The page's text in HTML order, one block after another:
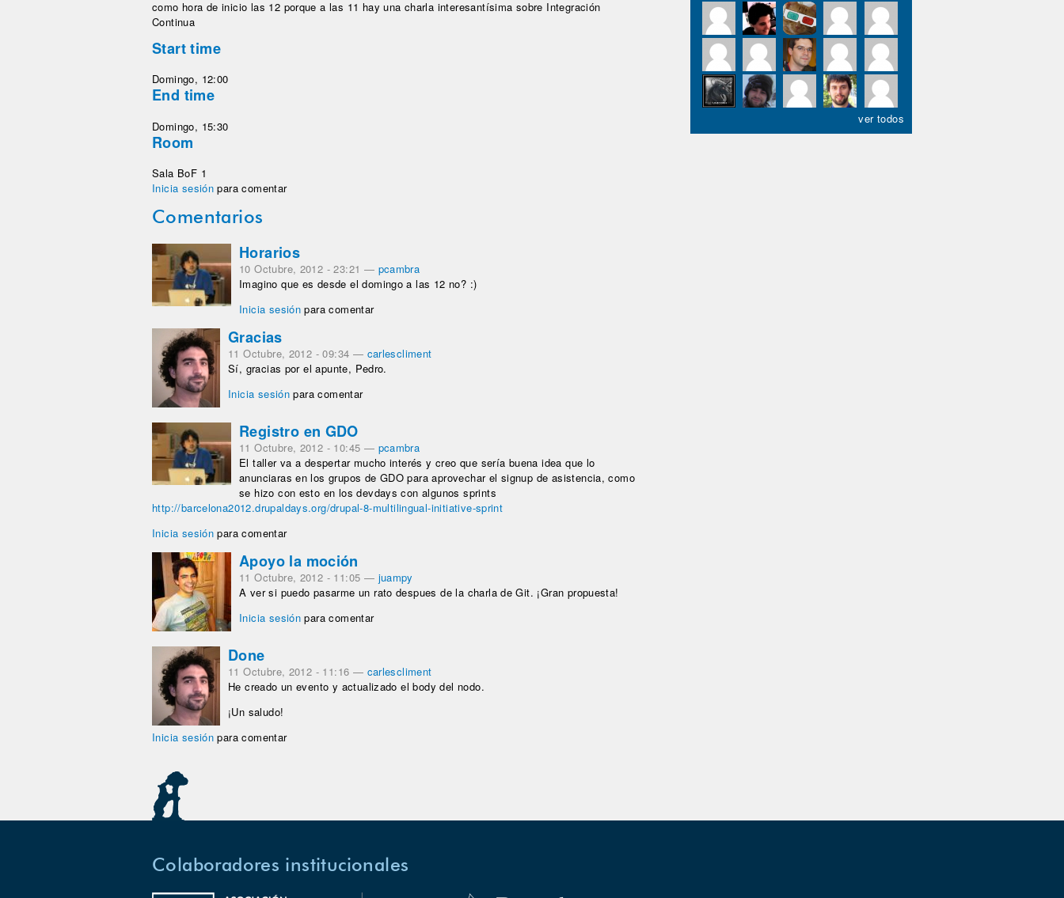
como hora de inicio las 12 porque a las 11 hay una charla interesantísima sobre Integración
Continua
Start time
Domingo, 12:00
End time
Domingo, 15:30
Room
Sala BoF 1
Inicia sesión para comentar
Comentarios
Horarios
10 Octubre, 2012 - 23:21 — pcambra
Imagino que es desde el domingo a las 12 no? :)
Inicia sesión para comentar
Gracias
11 Octubre, 2012 - 09:34 — carlescliment
Sí, gracias por el apunte, Pedro.
Inicia sesión para comentar
Registro en GDO
11 Octubre, 2012 - 10:45 — pcambra
El taller va a despertar mucho interés y creo que sería buena idea que lo
anunciaras en los grupos de GDO para aprovechar el signup de asistencia, como
se hizo con esto en los devdays con algunos sprints
http://barcelona2012.drupaldays.org/drupal-8-multilingual-initiative-sprint
Inicia sesión para comentar
Apoyo la moción
11 Octubre, 2012 - 11:05 — juampy
A ver si puedo pasarme un rato despues de la charla de Git. ¡Gran propuesta!
Inicia sesión para comentar
Done
11 Octubre, 2012 - 11:16 — carlescliment
He creado un evento y actualizado el body del nodo.
¡Un saludo!
Inicia sesión para comentar
ver todos
Colaboradores institucionales